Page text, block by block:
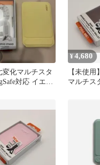
変化マルチスタ
対応 イエロ
¥4,680
【未使用
マルチス